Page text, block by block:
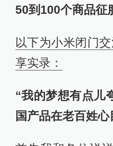
50到100个商品征
以下为小米闭门
享实录：
“我的梦想有点儿
国产品在老百姓